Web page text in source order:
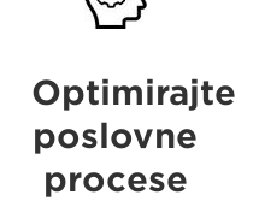
Optimirajte
poslovne
procese